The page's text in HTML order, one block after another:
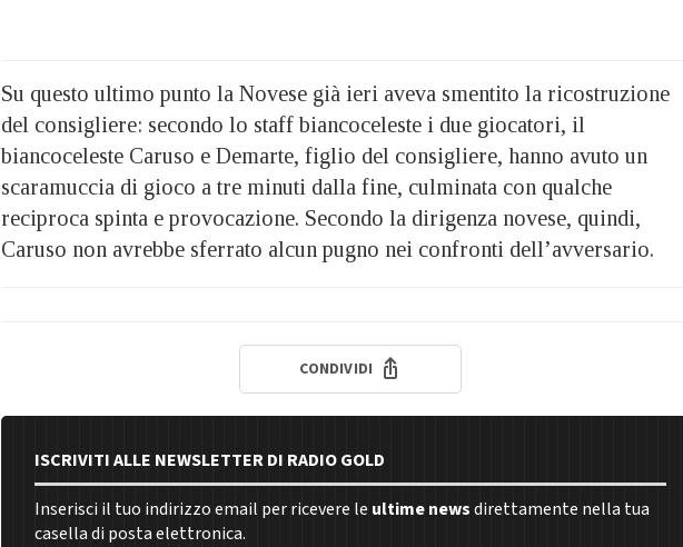
Su questo ultimo punto la Novese già ieri aveva smentito la ricostruzione
del consigliere: secondo lo staff biancoceleste i due giocatori, il
biancoceleste Caruso e Demarte, figlio del consigliere, hanno avuto un
scaramuccia di gioco a tre minuti dalla fine, culminata con qualche
reciproca spinta e provocazione. Secondo la dirigenza novese, quindi,
Caruso non avrebbe sferrato alcun pugno nei confronti dell’avversario.
CONDIVIDI
ISCRIVITI ALLE NEWSLETTER DI RADIO GOLD
Inserisci il tuo indirizzo email per ricevere le ultime newsdirettamente nella tua
casella di posta elettronica.